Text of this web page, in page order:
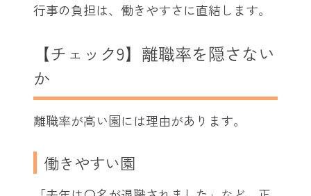
行事の負担は、働きやすさに直結します。
【チェック9】離職率を隠さない
か
離職率が高い園には理由があります。
働きやすい園